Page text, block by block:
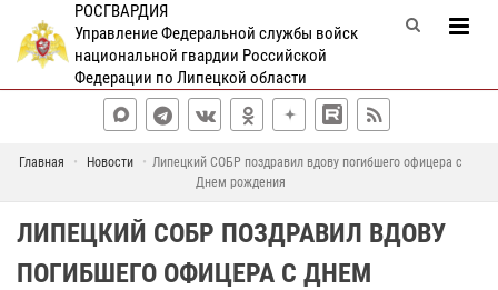
РОСГВАРДИЯ
Управление Федеральной службы войск
национальной гвардии Российской
Федерации по Липецкой области
Главная Новости
Липецкий СОБР поздравил вдову погибшего офицера с
Днем рождения
ЛИПЕЦКИЙ СОБР ПОЗДРАВИЛ ВДОВУ
ПОГИБШЕГО ОФИЦЕРА С ДНЕМ